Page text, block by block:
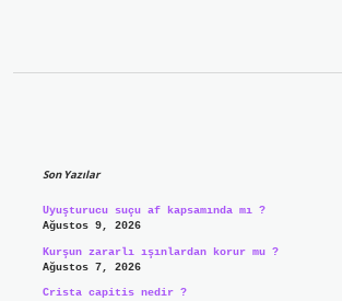
Son Yazılar
Uyuşturucu suçu af kapsamında mı ?
Ağustos 9, 2026
Kurşun zararlı ışınlardan korur mu ?
Ağustos 7, 2026
Crista capitis nedir ?